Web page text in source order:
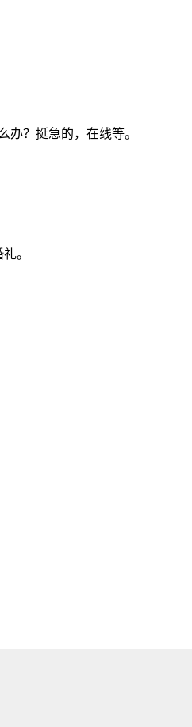
？挺急的，在线等。
。